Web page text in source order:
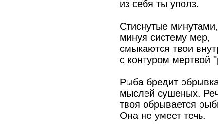
из себя ты уполз.
Стиснутые минутами,
минуя систему мер,
смыкаются твои
с контуром мертвой
Рыба бредит
мыслей сушеных.
твоя обрывается
Она не умеет течь.